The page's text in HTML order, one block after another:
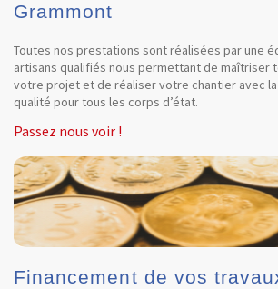
Grammont
Toutes nos prestations sont réalisées par une
artisans qualifiés nous permettant de maîtriser
votre projet et de réaliser votre chantier avec
qualité pour tous les corps d’état.
Passez nous voir !
Financement de vos